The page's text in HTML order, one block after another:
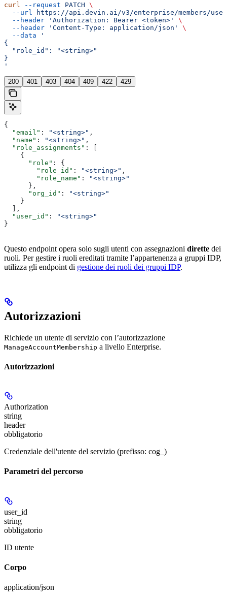
curl --request PATCH \
  --url
https://api.devin.ai/v3/enterprise/members/
  --header
'Authorization: Bearer <token>'
\
  --header
'Content-Type: application/json'
\
  --data
'
{
  "role_id": "<string>"
}
'
200 401 403 404 409 422 429
{
  "email"
: "<string>" ,
  "name"
: "<string>" ,
  "role_assignments"
: [
    {
      "role"
: {
        "role_id"
: "<string>" ,
        "role_name"
:
"<string>"
      },
      "org_id"
:
"<string>"
    }
  ],
  "user_id"
:
"<string>"
}
Questo endpoint opera solo sugli utenti con assegnazioni dirette dei
ruoli. Per gestire i ruoli ereditati tramite l’appartenenza a gruppi IDP,
utilizza gli endpoint di gestione dei ruoli dei gruppi IDP.
Autorizzazioni
Richiede un utente di servizio con l’autorizzazione
ManageAccountMembership a livello Enterprise.
Autorizzazioni
Authorization
string
header
obbligatorio
Credenziale dell'utente del servizio (prefisso: cog_)
Parametri del percorso
user_id
string
obbligatorio
ID utente
Corpo
application/json